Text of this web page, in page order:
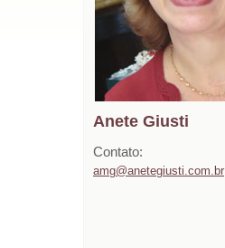
Anete Giusti
Contato:
amg@anetegiusti.com.br